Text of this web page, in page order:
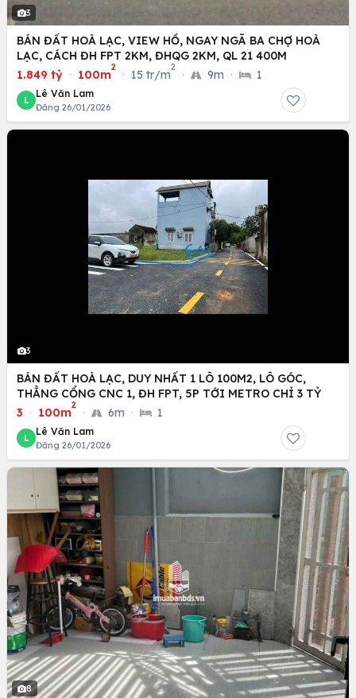
3
BÁN ĐẤT HOÀ LẠC, VIEW HỒ, NGAY NGÃ BA CHỢ HOÀ
LẠC, CÁCH ĐH FPT 2KM, ĐHQG 2KM, QL 21 400M
1.849 tỷ · 100m
2
· 15 tr/m
2
· 9m · 1
L
Lê Văn Lam
Đăng 26/01/2026
3
BÁN ĐẤT HOÀ LẠC, DUY NHẤT 1 LÔ 100M2, LÔ GÓC,
THẲNG CỔNG CNC 1, ĐH FPT, 5P TỚI METRO CHỈ 3 TỶ
3 · 100m
2
· 6m · 1
L
Lê Văn Lam
Đăng 26/01/2026
8